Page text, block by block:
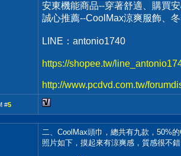
安東機能商品--穿著舒適、購買
誠心推薦--CoolMax涼爽服飾、
LINE：antonio1740
https://shopee.tw/
http://www.pcdvd.com.tw/
#5
二、CoolMax頭巾，總共有九款，50%
照片如下，摸起來有涼爽感，質感很不